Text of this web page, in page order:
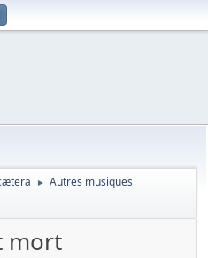
► Autres musiques
mort